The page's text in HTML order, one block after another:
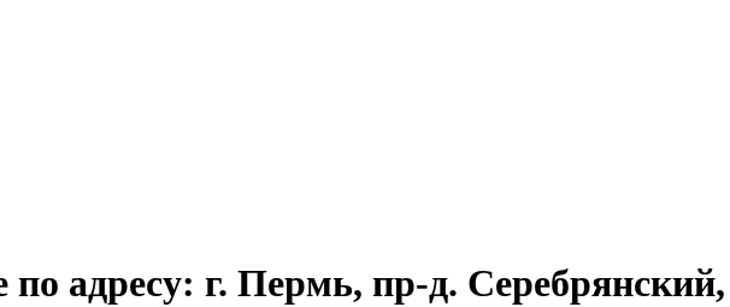
адресу: г. Пермь, пр-д. Серебрянский,